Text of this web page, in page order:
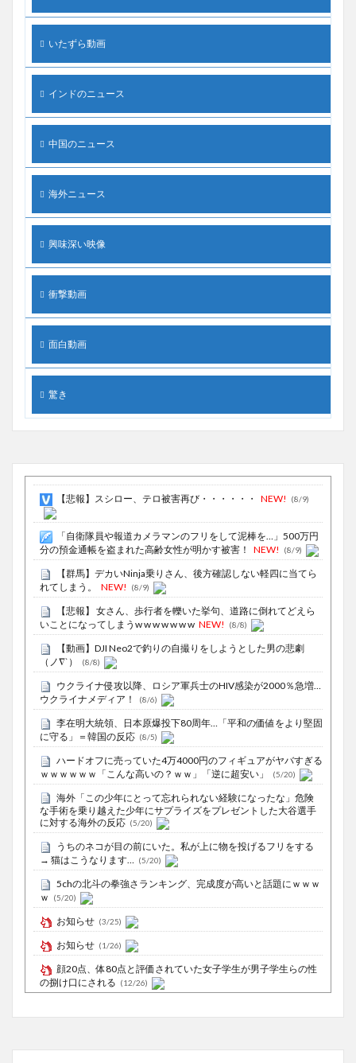
いたずら動画
インドのニュース
中国のニュース
海外ニュース
興味深い映像
衝撃動画
面白動画
驚き
【悲報】スシロー、テロ被害再び・・・・・・ NEW! (8/9)
「自衛隊員や報道カメラマンのフリをして泥棒を…」500万円
分の預金通帳を盗まれた高齢女性が明かす被害！
NEW! (8/9)
【群馬】デカいNinja乗りさん、後方確認しない軽四に当てら
れてしまう。
NEW! (8/9)
【悲報】 女さん、歩行者を轢いた挙句、道路に倒れてどえら
いことになってしまうw w w w w w w NEW! (8/8)
【動画】DJI Neo2で釣りの自撮りをしようとした男の悲劇
（ノ∇`）
(8/8)
ウクライナ侵攻以降、ロシア軍兵士のHIV感染が2000％急増…
ウクライナメディア！
(8/6)
李在明大統領、日本原爆投下80周年…「平和の価値をより堅固
に守る」＝韓国の反応 (8/5)
ハードオフに売っていた4万4000円のフィギュアがヤバすぎる
ｗｗｗｗｗｗ「こんな高いの？ｗｗ」「逆に超安い」
(5/20)
海外「この少年にとって忘れられない経験になったな」危険
な手術を乗り越えた少年にサプライズをプレゼントした大谷選手
に対する海外の反応 (5/20)
うちのネコが目の前にいた。私が上に物を投げるフリをする
→ 猫はこうなります… (5/20)
5chの北斗の拳強さランキング、完成度が高いと話題にｗｗｗ
ｗ
(5/20)
お知らせ (3/25)
お知らせ (1/26)
顔20点、体80点と評価されていた女子学生が男子学生らの性
の捌け口にされる (12/26)
広がらず (7/13)